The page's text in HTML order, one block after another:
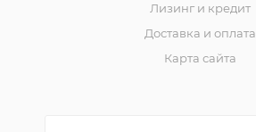
Лизинг и кредит
Доставка и оплата
Карта сайта